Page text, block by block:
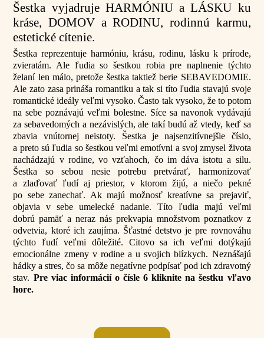
Šestka vyjadruje HARMÓNIU a LÁSKU ku
kráse, DOMOV a RODINU, rodinnú karmu,
estetické cítenie.
Šestka reprezentuje harmóniu, krásu, rodinu, lásku k prírode,
zvieratám. Ale ľudia so šestkou robia pre naplnenie týchto
želaní len málo, pretože šestka taktiež berie SEBAVEDOMIE.
Ale zato zasa prináša romantiku a tak si títo ľudia stavajú svoje
romantické ideály veľmi vysoko. Často tak vysoko, že to potom
na sebe poznávajú veľmi bolestne. Síce sa navonok vydávajú
za sebavedomých a nezávislých, ale takí budú až vtedy, keď sa
zbavia vnútornej neistoty. Šestka je najsenzitívnejšie číslo,
a preto sú ľudia so šestkou veľmi emotívni a svoj zmysel života
nachádzajú v rodine, vo vzťahoch, čo im dáva istotu a silu.
Šestka so sebou nesie potrebu pretvárať, harmonizovať
a zlaďovať ľudí aj priestor, v ktorom žijú, a niečo pekné
po sebe zanechať. Ak majú možnosť kreatívne sa prejaviť,
objavia v sebe umelecké nadanie. Títo ľudia majú veľmi
dobrú pamäť a neraz nás prekvapia množstvom poznatkov z
odvetvia, ktoré ich zaujíma. Šťastné detstvo je pre rovnováhu
týchto ľudí veľmi dôležité. Citovo sa ich veľmi dotýkajú
emocionálne zmeny v rodine a u svojich blízkych. Neznášajú
hádky a stres, čo sa môže negatívne podpísať pod ich zdravotný
stav. Pre viac informácií o čísle 6 kliknite na šestku vľavo
hore.